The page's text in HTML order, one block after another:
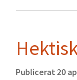
Publicerat 20